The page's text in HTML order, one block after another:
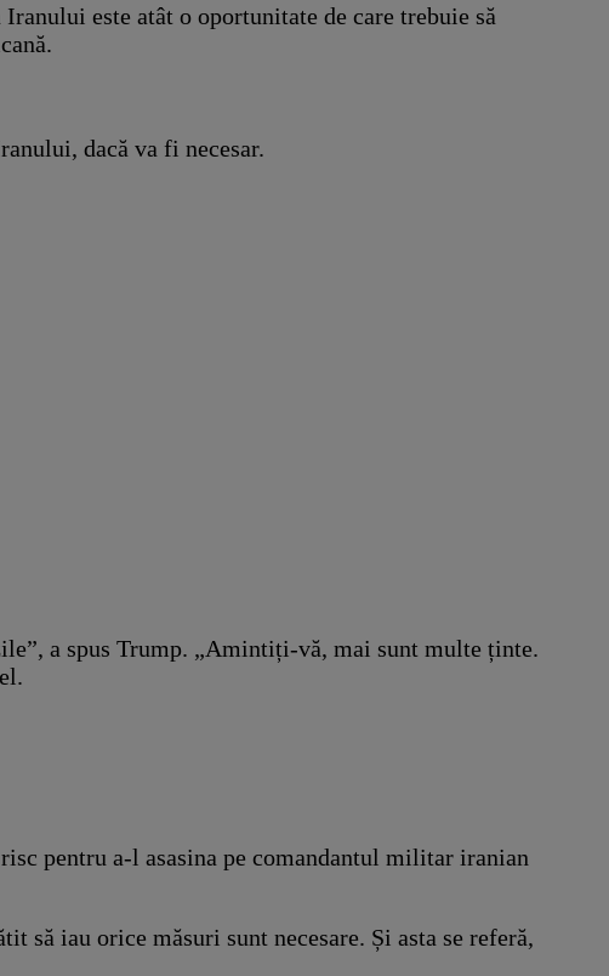
este atât o oportunitate de care trebuie să
dacă va fi necesar.
a spus Trump. „Amintiți-vă, mai sunt multe ținte.
pentru a-l asasina pe comandantul militar iranian
să iau orice măsuri sunt necesare. Și asta se referă,